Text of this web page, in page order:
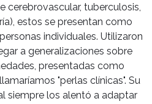
cerebrovascular, tuberculosis,
estos se presentan como
individuales. Utilizaron
a generalizaciones sobre
presentadas como
"perlas clínicas". Su
siempre los alentó a adaptar